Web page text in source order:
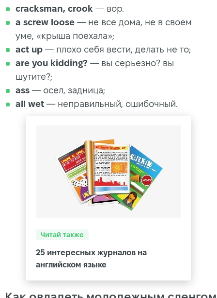
cracksman, crook — вор.
a screw loose — не все дома, не в своем
уме, «крыша поехала»;
act up — плохо себя вести, делать не то;
are you kidding? — вы серьезно? вы
шутите?;
ass — осел, задница;
all wet — неправильный, ошибочный.
Читай также
25 интересных журналов на
английском языке